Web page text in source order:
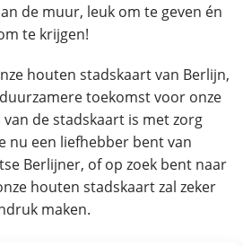
de muur, leuk om te geven én
te krijgen!
houten stadskaart van Berlijn,
toekomst voor onze
de stadskaart is met zorg
nu een liefhebber bent van
Berlijner, of op zoek bent naar
houten stadskaart zal zeker
maken.